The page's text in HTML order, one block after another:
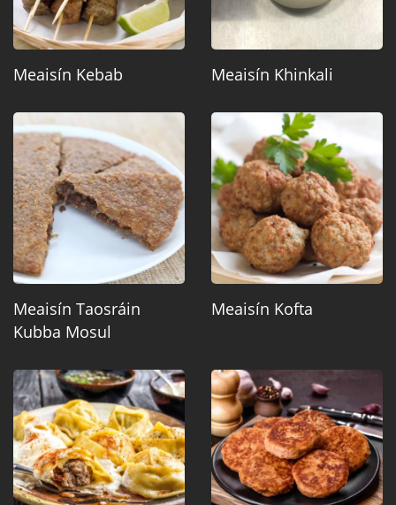
Meaisín Kebab Meaisín Khinkali
Meaisín Taosráin
Kubba Mosul
Meaisín Kofta